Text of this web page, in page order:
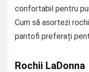
confortabil pentru
Cum să asortezi
pantofi preferați
Rochii LaDonna